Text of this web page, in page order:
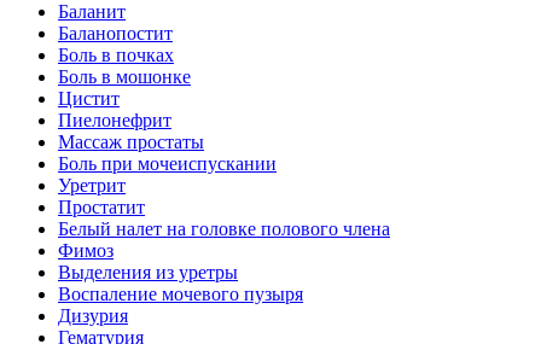
Баланит
Баланопостит
Боль в почках
Боль в мошонке
Цистит
Пиелонефрит
Массаж простаты
Боль при мочеиспускании
Уретрит
Простатит
Белый налет на головке полового члена
Фимоз
Выделения из уретры
Воспаление мочевого пузыря
Дизурия
Гематурия